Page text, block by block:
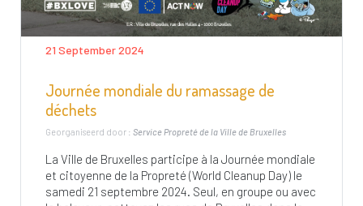
21 September 2024
Journée mondiale du ramassage de
déchets
Georganiseerd door : Service Propreté de la Ville de Bruxelles
La Ville de Bruxelles participe à la Journée mondiale
et citoyenne de la Propreté (World Cleanup Day) le
samedi 21 septembre 2024. Seul, en groupe ou avec